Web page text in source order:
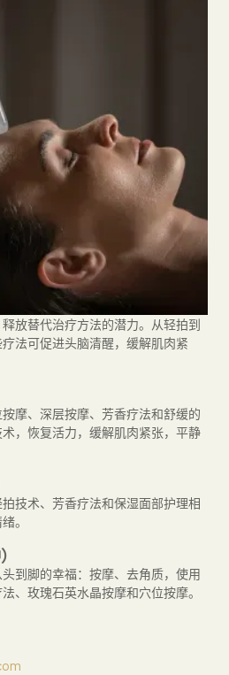
放替代治疗方法的潜力。从轻拍到
法可促进头脑清醒，缓解肌肉紧
摩、深层按摩、芳香疗法和舒缓的
，恢复活力，缓解肌肉紧张，平静
技术、芳香疗法和保湿面部护理相
。
到脚的幸福：按摩、去角质，使用
、玫瑰石英水晶按摩和穴位按摩。